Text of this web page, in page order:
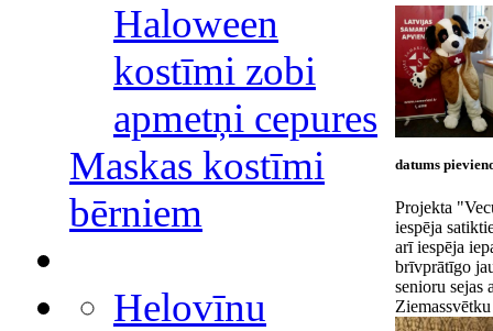
Haloween
kostīmi zobi
apmetņi cepures
Maskas kostīmi
bērniem
Helovīnu
datums
Projekta
iespēja
arī iespēja
brīvprātīgo
senioru sejas